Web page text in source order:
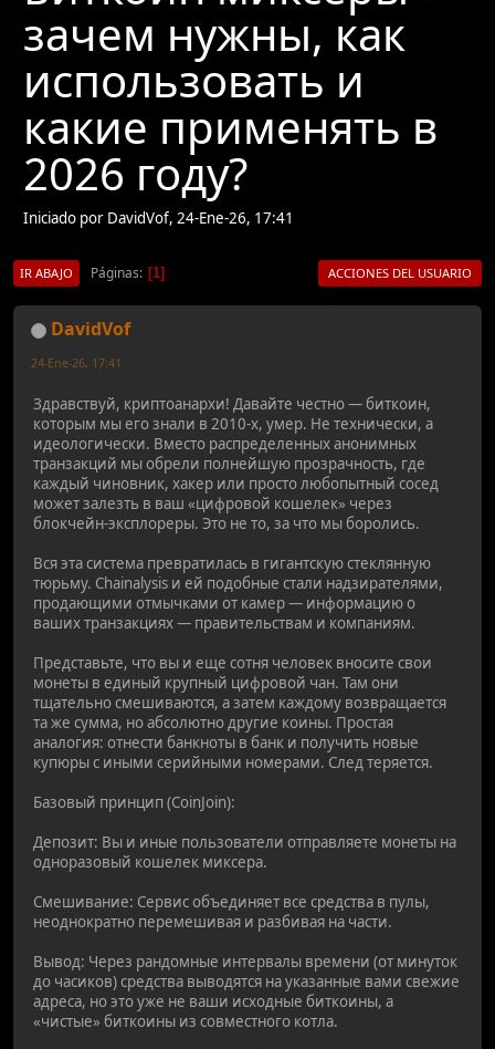
зачем нужны, как
использовать и
какие применять в
2026 году?
Iniciado por DavidVof, 24-Ene-26, 17:41
IR ABAJO Páginas 1 ACCIONES DEL USUARIO
DavidVof
24-Ene-26, 17:41
Здравствуй, криптоанархи! Давайте честно — биткоин,
которым мы его знали в 2010-х, умер. Не технически, а
идеологически. Вместо распределенных анонимных
транзакций мы обрели полнейшую прозрачность, где
каждый чиновник, хакер или просто любопытный сосед
может залезть в ваш «цифровой кошелек» через
блокчейн-эксплореры. Это не то, за что мы боролись.
Вся эта система превратилась в гигантскую стеклянную
тюрьму. Chainalysis и ей подобные стали надзирателями,
продающими отмычками от камер — информацию о
ваших транзакциях — правительствам и компаниям.
Представьте, что вы и еще сотня человек вносите свои
монеты в единый крупный цифровой чан. Там они
тщательно смешиваются, а затем каждому возвращается
та же сумма, но абсолютно другие коины. Простая
аналогия: отнести банкноты в банк и получить новые
купюры с иными серийными номерами. След теряется.
Базовый принцип (CoinJoin):
Депозит: Вы и иные пользователи отправляете монеты на
одноразовый кошелек миксера.
Смешивание: Сервис объединяет все средства в пулы,
неоднократно перемешивая и разбивая на части.
Вывод: Через рандомные интервалы времени (от минуток
до часиков) средства выводятся на указанные вами свежие
адреса, но это уже не ваши исходные биткоины, а
«чистые» биткоины из совместного котла.